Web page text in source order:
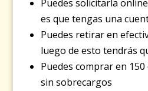
Puedes solicitarla
es que tengas una
Puedes retirar en
luego de esto tendrás
Puedes comprar en
sin sobrecargos